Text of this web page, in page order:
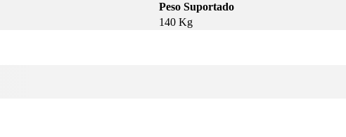
Peso Suportado
140 Kg